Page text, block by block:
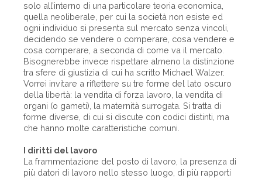
solo all’interno di una particolare teoria economica,
quella neoliberale, per cui la società non esiste ed
ogni individuo si presenta sul mercato senza vincoli,
decidendo se vendere o comperare, cosa vendere e
cosa comperare, a seconda di come va il mercato.
Bisognerebbe invece rispettare almeno la distinzione
tra sfere di giustizia di cui ha scritto Michael Walzer.
Vorrei invitare a riflettere su tre forme del lato oscuro
della libertà: la vendita di forza lavoro, la vendita di
organi (o gameti), la maternità surrogata. Si tratta di
forme diverse, di cui si discute con codici distinti, ma
che hanno molte caratteristiche comuni.
I diritti del lavoro
La frammentazione del posto di lavoro, la presenza di
più datori di lavoro nello stesso luogo, di più rapporti